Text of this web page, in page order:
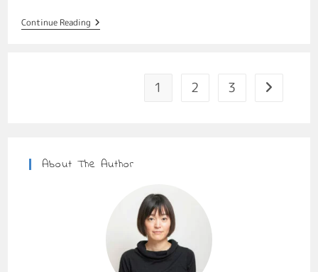
Continue Reading
1 2 3
About The Author